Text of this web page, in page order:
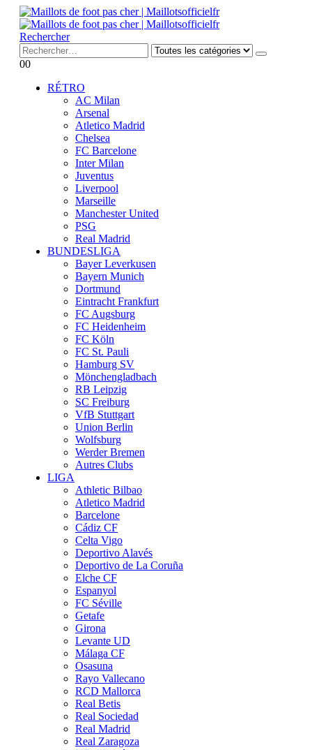
Rechercher
00
RÉTRO
AC Milan
Arsenal
Atletico Madrid
Chelsea
FC Barcelone
Inter Milan
Juventus
Liverpool
Marseille
Manchester United
PSG
Real Madrid
BUNDESLIGA
Bayer Leverkusen
Bayern Munich
Dortmund
Eintracht Frankfurt
FC Augsburg
FC Heidenheim
FC Köln
FC St. Pauli
Hamburg SV
Mönchengladbach
RB Leipzig
SC Freiburg
VfB Stuttgart
Union Berlin
Wolfsburg
Werder Bremen
Autres Clubs
LIGA
Athletic Bilbao
Atletico Madrid
Barcelone
Cádiz CF
Celta Vigo
Deportivo Alavés
Deportivo de La Coruña
Elche CF
Espanyol
FC Séville
Getafe
Girona
Levante UD
Málaga CF
Osasuna
Rayo Vallecano
RCD Mallorca
Real Betis
Real Sociedad
Real Madrid
Real Zaragoza